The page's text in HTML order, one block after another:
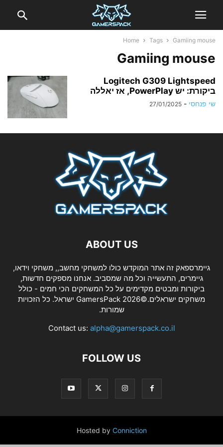
Home Tags Gamiing mouse
Gamiing mouse
Logitech G309 Lightspeed
ביקורת: יש PowerPlay, אז יאללה
שי פנחסי -
27/01/2025
ABOUT US
גיימרספאק זה אתר המוקדש כולו למשחקי מחשב,, משחקי וידאו,
גיימרים, התעשייה וכל מה שמסביב. אנחנו מספקים חדשות,
ביקורות ומבטים מקדימים על כל המשחקים הכי חמים - כולל
משחקים ישראלים.©2026 GamersPack ישראל. כל הזכויות
שמורות.
Contact us: alpha@gamerspack.co.il
FOLLOW US
Hosted by Conniction